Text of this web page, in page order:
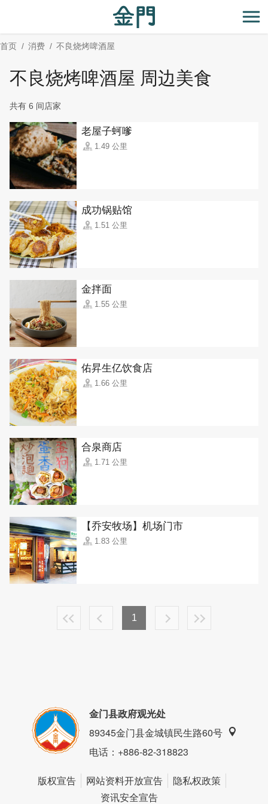
主
要
开
首页 消费 不良烧烤啤酒屋
不良烧烤啤酒屋 周边美食
共有 6 间店家
老屋子蚵嗲
1.49 公里
成功锅贴馆
1.51 公里
金拌面
1.55 公里
佑昇生亿饮食店
1.66 公里
合泉商店
1.71 公里
【乔安牧场】机场门市
1.83 公里
1
金门县政府观光处
89345金门县金城镇民生路60号
电话：+886-82-318823
版权宣告 网站资料开放宣告
隐私权政策
资讯安全宣告